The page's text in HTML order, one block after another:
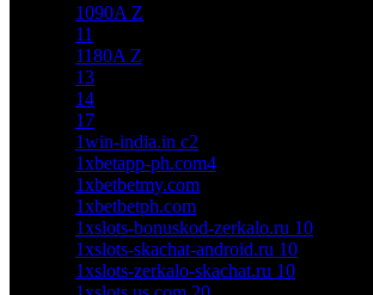
1090A Z
11
1180A Z
13
14
17
1win-india.in c2
1xbetapp-ph.com4
1xbetbetmy.com
1xbetbetph.com
1xslots-bonuskod-zerkalo.ru 10
1xslots-skachat-android.ru 10
1xslots-zerkalo-skachat.ru 10